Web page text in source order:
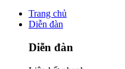
Trang chủ
Diễn đàn
Diễn đàn